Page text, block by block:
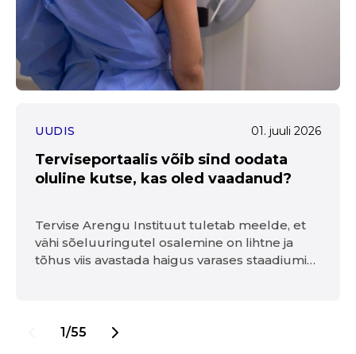
UUDIS 01. juuli 2026
Terviseportaalis võib sind oodata
oluline kutse, kas oled vaadanud?
Tervise Arengu Instituut tuletab meelde, et
vähi sõeluuringutel osalemine on lihtne ja
tõhus viis avastada haigus varases staadiumis
käinud.
1/55